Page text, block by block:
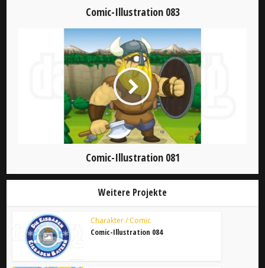
Comic-Illustration 083
Comic-Illustration 081
Weitere Projekte
Charakter / Comic
Comic-Illustration 084